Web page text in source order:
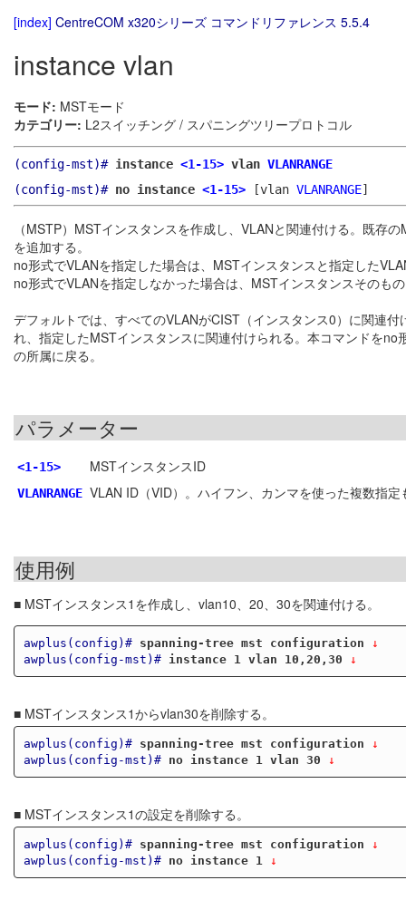
[index] CentreCOM x320シリーズ コマンドリファレンス 5.5.4
instance vlan
モード: MSTモード
カテゴリー: L2スイッチング / スパニングツリープロトコル
(config-mst)# instance <1-15> vlan VLANRANGE
(config-mst)# no instance <1-15> [vlan VLANRANGE]
（MSTP）MSTインスタンスを作成し、VLANと関連付ける。既存
を追加する。
no形式でVLANを指定した場合は、MSTインスタンスと指定した
no形式でVLANを指定しなかった場合は、MSTインスタンスそのも
デフォルトでは、すべてのVLANがCIST（インスタンス0）に関連
れ、指定したMSTインスタンスに関連付けられる。本コマンドを
の所属に戻る。
パラメーター
<1-15> MSTインスタンスID
VLANRANGE VLAN ID（VID）。ハイフン、カンマを使った複数指定
使用例
■ MSTインスタンス1を作成し、vlan10、20、30を関連付ける。
awplus(config)# spanning-tree mst configuration ↓
awplus(config-mst)#
instance 1 vlan 10,20,30 ↓
■ MSTインスタンス1からvlan30を削除する。
awplus(config)# spanning-tree mst configuration ↓
awplus(config-mst)#
no instance 1 vlan 30 ↓
■ MSTインスタンス1の設定を削除する。
awplus(config)# spanning-tree mst configuration ↓
awplus(config-mst)#
no instance 1 ↓